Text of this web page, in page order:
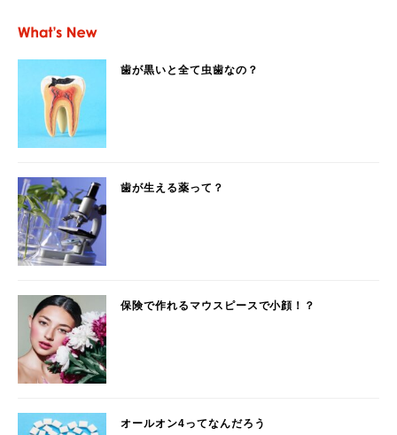
歯が黒いと全て虫歯なの？
歯が生える薬って？
保険で作れるマウスピースで小顔！？
オールオン4ってなんだろう